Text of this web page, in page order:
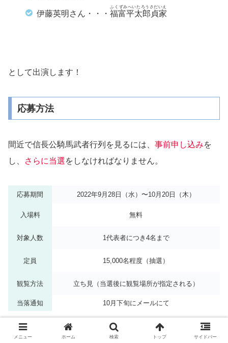
伊藤英明さん・・・福富平太郎貞家
ふくずみへいたろうさだいえ
として出演します！
応募方法
間近で信長公騎馬武者行列を見るには、 事前申し込みを
し、
さらに当選をしなければなりません。
応募期間 2022年9月28日（水）〜10月20日（木）
入場料 無料
対象人数 1代表者につき4名まで
定員 15,000名程度（抽選）
観覧方法 立ち見（当選後に観覧場所が指定される）
当落通知 10月下旬にメールにて
応募方法は、 ネットでの申込みのみ となっています。電話
メニュー ホーム 検索 トップ サイドバー